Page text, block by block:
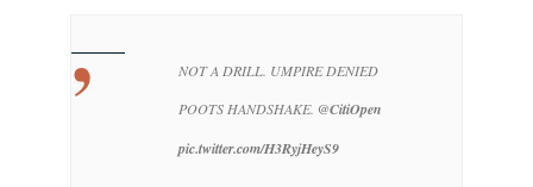
NOT A DRILL. UMPIRE DENIED
POOTS HANDSHAKE. @CitiOpen
pic.twitter.com/H3RyjHeyS9